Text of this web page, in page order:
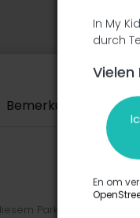
Bemerkungen
Park eingegeben.
In My
durch
Vielen
En om